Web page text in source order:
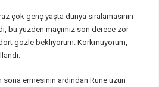
çok genç yaşta dünya sıralamasının
bu yüzden maçımız son derece zor
gözle bekliyorum. Korkmuyorum,
sona ermesinin ardından Rune uzun